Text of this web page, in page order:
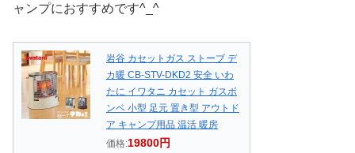
ャンプにおすすめです^_^
岩谷 カセットガス ストーブ デ
カ暖 CB-STV-DKD2 安全 いわ
たに イワタニ カセット ガスボ
ンベ 小型 足元 置き型 アウトド
ア キャンプ用品 温活 暖房
価格:19800円